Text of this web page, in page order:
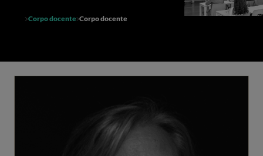
Corpo docente Corpo docente